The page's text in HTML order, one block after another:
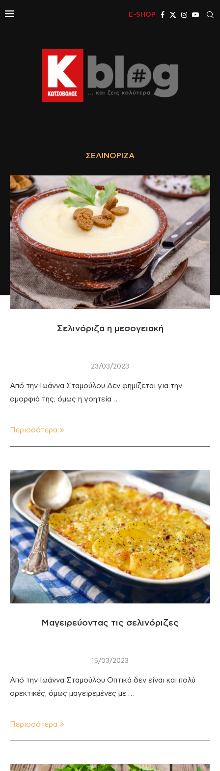
E-SHOP
ΣΕΛΙΝΌΡΙΖΑ
Σελινόριζα η μεσογειακή
23/03/2023
Από την Ιωάννα Σταμούλου Δεν φημίζεται για την
ομορφιά της, όμως η γοητεία …
Περισσότερα
Μαγειρεύοντας τις σελινόριζες
15/03/2023
Από την Ιωάννα Σταμούλου Οπτικά δεν είναι και πολύ
ορεκτικές, όμως μαγειρεμένες με …
Περισσότερα